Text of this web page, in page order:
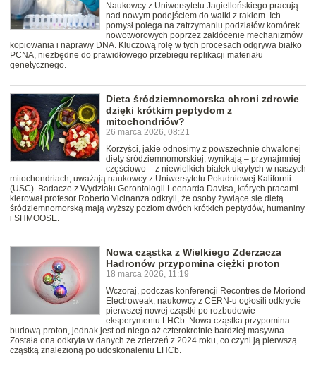
Naukowcy z Uniwersytetu Jagiellońskiego pracują
nad nowym podejściem do walki z rakiem. Ich
pomysł polega na zatrzymaniu podziałów komórek
nowotworowych poprzez zakłócenie mechanizmów
kopiowania i naprawy DNA. Kluczową rolę w tych procesach odgrywa białko
PCNA, niezbędne do prawidłowego przebiegu replikacji materiału
genetycznego.
Dieta śródziemnomorska chroni zdrowie
dzięki krótkim peptydom z
mitochondriów?
26 marca 2026, 08:21
Korzyści, jakie odnosimy z powszechnie chwalonej
diety śródziemnomorskiej, wynikają – przynajmniej
częściowo – z niewielkich białek ukrytych w naszych
mitochondriach, uważają naukowcy z Uniwersytetu Południowej Kalifornii
(USC). Badacze z Wydziału Gerontologii Leonarda Davisa, których pracami
kierował profesor Roberto Vicinanza odkryli, że osoby żywiące się dietą
śródziemnomorską mają wyższy poziom dwóch krótkich peptydów, humaniny
i SHMOOSE.
Nowa cząstka z Wielkiego Zderzacza
Hadronów przypomina ciężki proton
18 marca 2026, 11:19
Wczoraj, podczas konferencji Recontres de Moriond
Electroweak, naukowcy z CERN-u ogłosili odkrycie
pierwszej nowej cząstki po rozbudowie
eksperymentu LHCb. Nowa cząstka przypomina
budową proton, jednak jest od niego aż czterokrotnie bardziej masywna.
Została ona odkryta w danych ze zderzeń z 2024 roku, co czyni ją pierwszą
cząstką znalezioną po udoskonaleniu LHCb.